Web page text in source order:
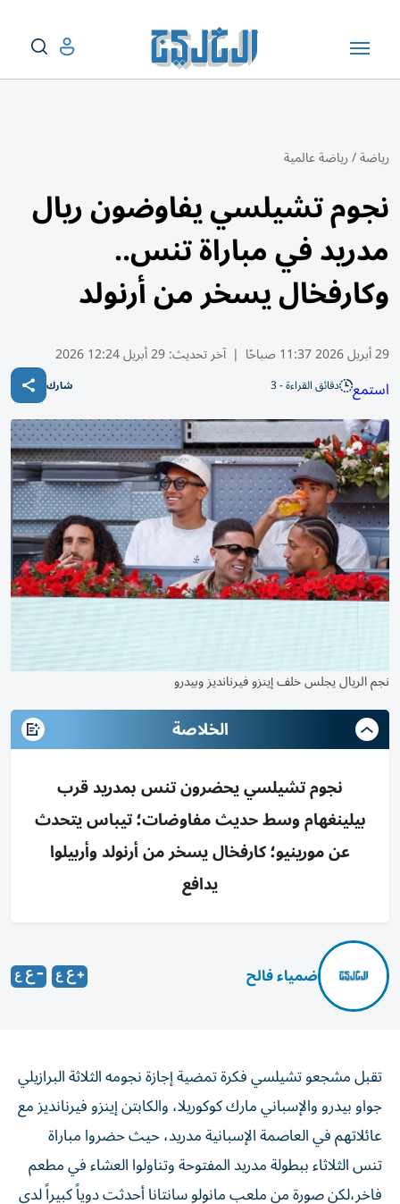
رياضة/رياضة عالمية
نجوم تشيلسي يفاوضون ريال
مدريد في مباراة تنس..
وكارفخال يسخر من أرنولد
29 أبريل 2026 11:37 صباحًا | آخر تحديث:29 أبريل 12:24 2026
استمع دقائق القراءة - 3 شارك
نجم الريال يجلس خلف إينزو فيرنانديز وبيدرو
الخلاصة
نجوم تشيلسي يحضرون تنس بمدريد قرب
بيلينغهام وسط حديث مفاوضات؛ تيباس يتحدث
عن مورينيو؛ كارفخال يسخر من أرنولد وأربيلوا
يدافع
ضمياء فالح
تقبل مشجعو تشيلسي فكرة تمضية إجازة نجومه الثلاثة البرازيلي
جواو بيدرو والإسباني مارك كوكوريلا، والكابتن إينزو فيرنانديز مع
عائلاتهم في العاصمة الإسبانية مدريد، حيث حضروا مباراة
تنس الثلاثاء ببطولة مدريد المفتوحة وتناولوا العشاء في مطعم
فاخر،لكن صورة من ملعب مانولو سانتانا أحدثت دوياً كبيراً لدى